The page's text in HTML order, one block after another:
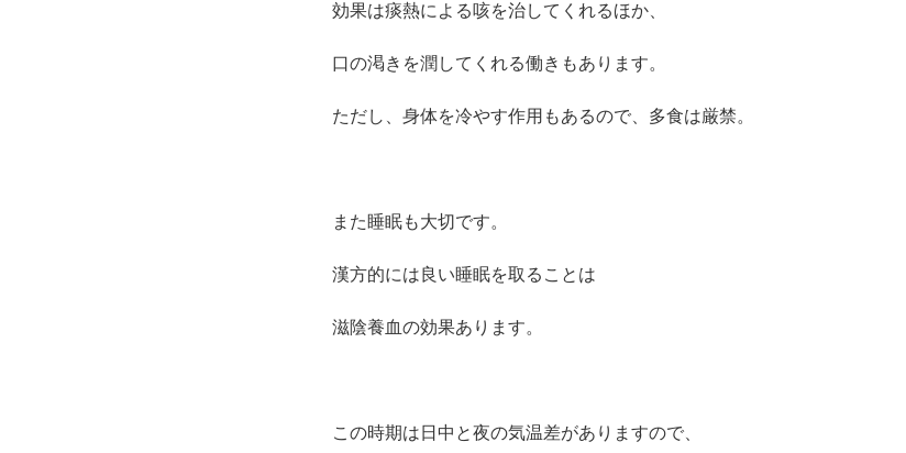
効果は痰熱による咳を治してくれるほか、
口の渇きを潤してくれる働きもあります。
ただし、身体を冷やす作用もあるので、多食は厳禁。
また睡眠も大切です。
漢方的には良い睡眠を取ることは
滋陰養血の効果あります。
この時期は日中と夜の気温差がありますので、